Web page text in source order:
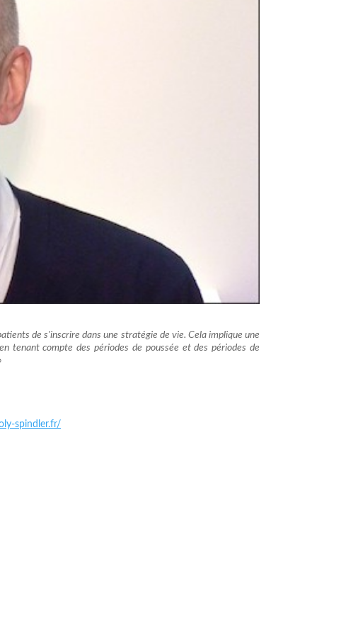
de s'inscrire dans une stratégie de vie. Cela implique une
tenant compte des périodes de poussée et des périodes de
spindler.fr/